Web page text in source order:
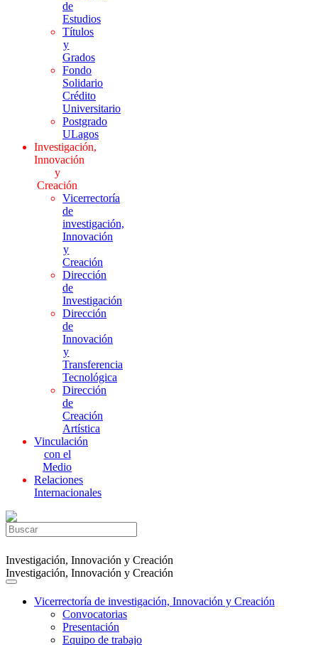
de
Estudios
Títulos
y
Grados
Fondo
Solidario
Crédito
Universitario
Postgrado
ULagos
Investigación,
Innovación
y
Creación
Vicerrectoría
de
investigación,
Innovación
y
Creación
Dirección
de
Investigación
Dirección
de
Innovación
y
Transferencia
Tecnológica
Dirección
de
Creación
Artística
Vinculación
con el
Medio
Relaciones
Internacionales
Investigación, Innovación y Creación
Investigación, Innovación y Creación
Vicerrectoría de investigación, Innovación y Creación
Convocatorias
Presentación
Equipo de trabajo